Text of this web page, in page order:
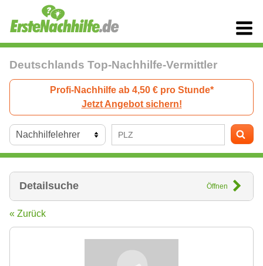
Deutschlands Top-Nachhilfe-Vermittler
Profi-Nachhilfe ab 4,50 € pro Stunde*
Jetzt Angebot sichern!
Detailsuche Öffnen
« Zurück